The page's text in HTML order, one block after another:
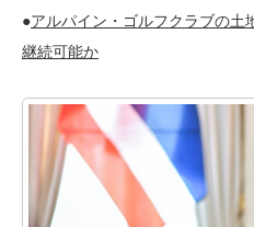
●アルパイン・ゴルフクラブの土
継続可能か